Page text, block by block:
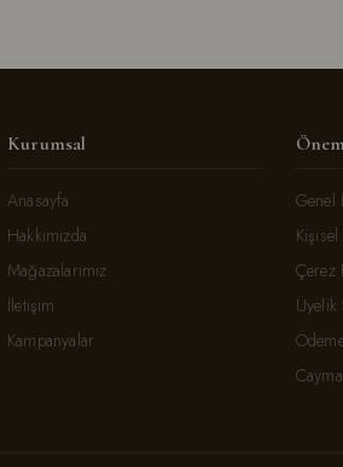
Kurumsal
Anasayfa
Hakkımızda
Mağazalarımız
İletişim
Kampanyalar
Genel
Çerez
Üyelik